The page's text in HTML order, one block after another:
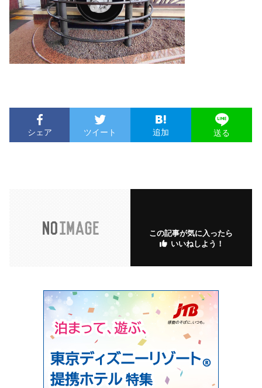
シェア ツイート 追加 送る
この記事が気に入ったら
いいねしよう！